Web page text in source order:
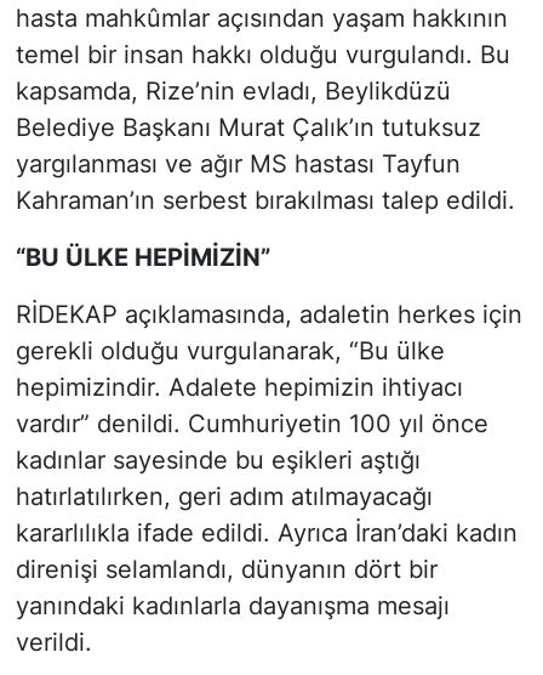
hasta mahkûmlar açısından yaşam hakkının
temel bir insan hakkı olduğu vurgulandı. Bu
kapsamda, Rize’nin evladı, Beylikdüzü
Belediye Başkanı Murat Çalık’ın tutuksuz
yargılanması ve ağır MS hastası Tayfun
Kahraman’ın serbest bırakılması talep edildi.
“BU ÜLKE HEPİMİZİN”
RİDEKAP açıklamasında, adaletin herkes için
gerekli olduğu vurgulanarak, “Bu ülke
hepimizindir. Adalete hepimizin ihtiyacı
vardır” denildi. Cumhuriyetin 100 yıl önce
kadınlar sayesinde bu eşikleri aştığı
hatırlatılırken, geri adım atılmayacağı
kararlılıkla ifade edildi. Ayrıca İran’daki kadın
direnişi selamlandı, dünyanın dört bir
yanındaki kadınlarla dayanışma mesajı
verildi.